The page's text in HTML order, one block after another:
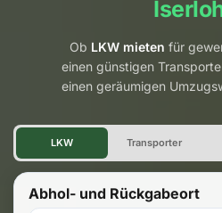
Ob LKW mieten für
einen günstigen
einen geräumigen
LKW
LKW Transporter
Abhol- und Rückgabeort